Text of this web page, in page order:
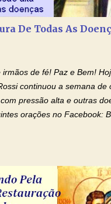
isto é o fato de eu estar
como o Senhor sabe, a
rotina cansa e o aprender
De Todas As
irmãos de fé! Paz e Bem!
continuou a semana de
pressão alta e outras
orações no Facebook:
Devoção e Fé Bênção Dos
vosso lado, para vos
diante de vós, pra vos